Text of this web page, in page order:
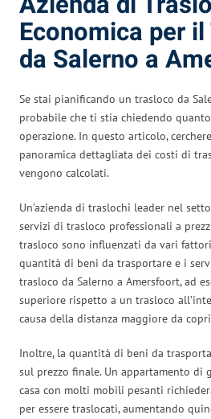
Economica per
da Salerno a
Se stai pianificando un trasloco da
probabile che ti stia chiedendo
operazione. In questo articolo,
panoramica dettagliata dei costi di
vengono calcolati.
Un’azienda di traslochi leader nel
servizi di trasloco professionali a
trasloco sono influenzati da vari
quantità di beni da trasportare e i
trasloco da Salerno a Amersfoort, ad
superiore rispetto a un trasloco
causa della distanza maggiore da
Inoltre, la quantità di beni da
sul prezzo finale. Un appartamento di
casa con molti mobili pesanti
per essere traslocati, aumentando